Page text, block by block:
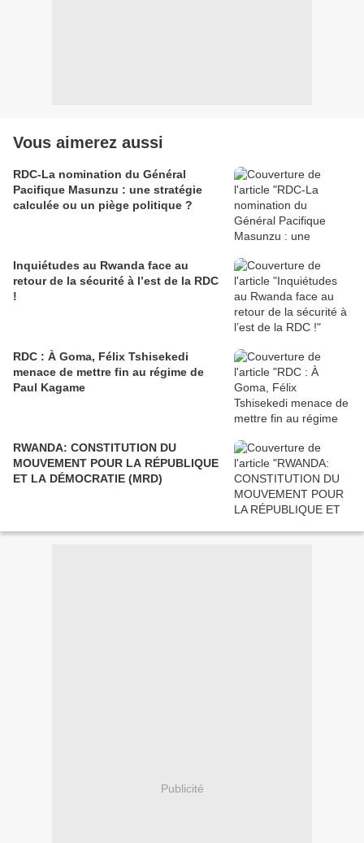
Vous aimerez aussi
RDC-La nomination du Général
Pacifique Masunzu : une stratégie
calculée ou un piège politique ?
Inquiétudes au Rwanda face au
retour de la sécurité à l’est de la RDC
!
RDC : À Goma, Félix Tshisekedi
menace de mettre fin au régime de
Paul Kagame
RWANDA: CONSTITUTION DU
MOUVEMENT POUR LA RÉPUBLIQUE
ET LA DÉMOCRATIE (MRD)
Publicité